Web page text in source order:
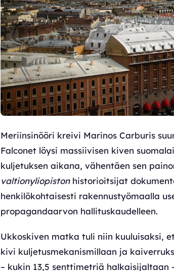
Meriinsinööri kreivi Marinos Carburis
Falconet löysi massiivisen kiven
kuljetuksen aikana, vähentäen sen
valtionyliopistonhistorioitsijat
henkilökohtaisesti rakennustyömaalla
propagandaarvon hallituskaudelleen.
Ukkoskiven matka tuli niin kuuluisaksi,
kivi kuljetusmekanismillaan ja
– kukin 13,5 senttimetriä halkaisijaltaan